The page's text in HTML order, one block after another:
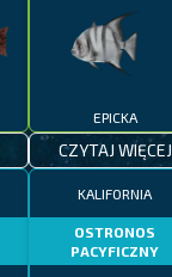
EPICKA
CZYTAJ WIĘCEJ
KALIFORNIA
OSTRONOS
PACYFICZNY